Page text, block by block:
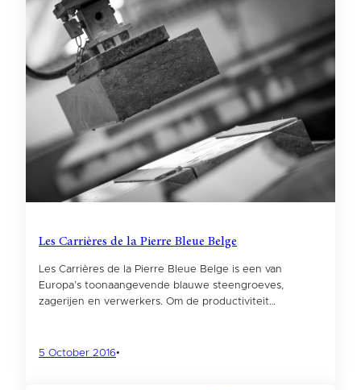
Les Carrières de la Pierre Bleue Belge
Les Carrières de la Pierre Bleue Belge is een van
Europa’s toonaangevende blauwe steengroeves,
zagerijen en verwerkers. Om de productiviteit…
5 October 2016•